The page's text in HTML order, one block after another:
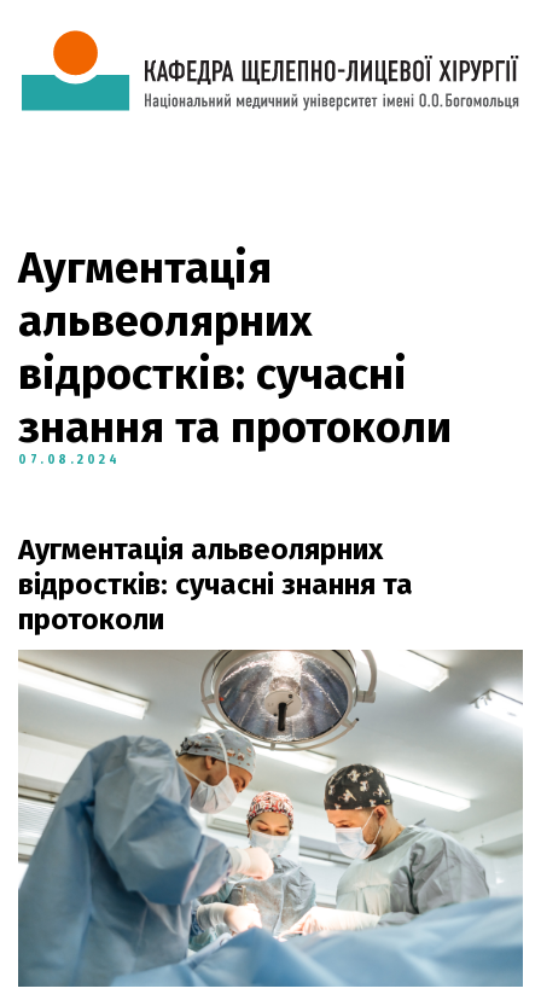
Аугментація
альвеолярних
відростків: сучасні
знання та протоколи
07.08.2024
Аугментація альвеолярних
відростків: сучасні знання та
протоколи